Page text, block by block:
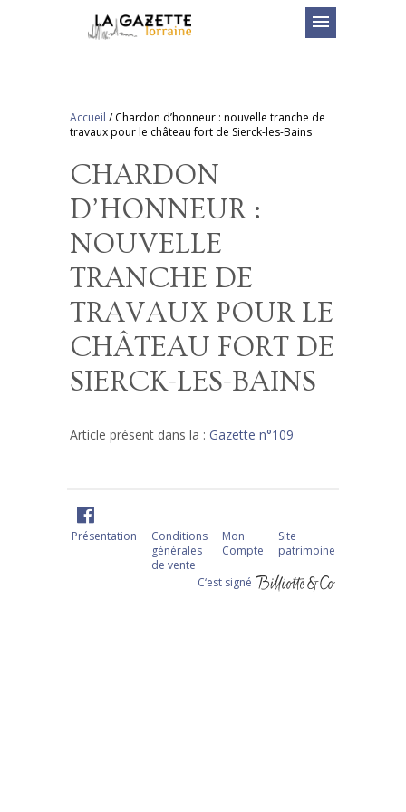
menu
Accueil /Chardon d’honneur : nouvelle tranche de
travaux pour le château fort de Sierck-les-Bains
CHARDON
D’HONNEUR :
NOUVELLE
TRANCHE DE
TRAVAUX POUR LE
CHÂTEAU FORT DE
SIERCK-LES-BAINS
Article présent dans la : Gazette n°109
Présentation
Conditions
générales
de vente
Mon
Compte
Site
patrimoine
C‘est signé